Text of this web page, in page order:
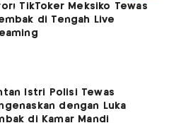
TikToker Meksiko Tewas
di Tengah Live
Istri Polisi Tewas
dengan Luka
di Kamar Mandi